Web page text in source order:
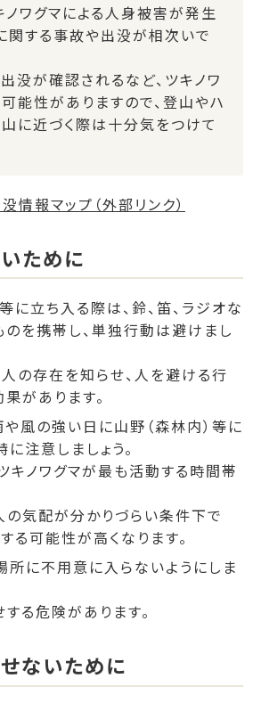
ワグマによる人身被害が発生
関する事故や出没が相次いで
没が確認されるなど、ツキノワ
能性がありますので、登山やハ
に近づく際は十分気をつけて
情報マップ（外部リンク）
ために
に立ち入る際は、鈴、笛、ラジオな
のを携帯し、単独行動は避けまし
の存在を知らせ、人を避ける行
があります。
風の強い日に山野（森林内）等に
注意しましょう。
キノワグマが最も活動する時間帯
の気配が分かりづらい条件下で
る可能性が高くなります。
所に不用意に入らないようにしま
る危険があります。
ないために